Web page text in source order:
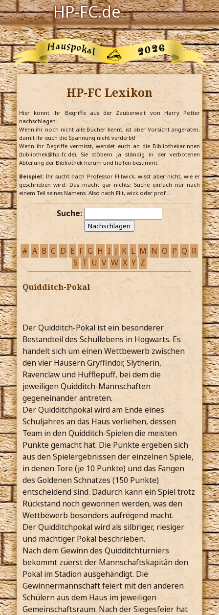
HP-FC.de
Navigation
Harry Potter
Der HP-FC
Hogwarts
Zauberwelt
Willkommen
Jetzt Fanclub-Mitglied werden!
HP-FC Lexikon
Hier könnt ihr Begriffe aus der Zauberwelt von Harry Potter
nachschlagen.
Wenn ihr noch nicht alle Bücher kennt, ist aber Vorsicht angeraten,
damit ihr euch die Spannung nicht verderbt!
Wenn ihr Begriffe vermisst, wendet euch an die Bibliothekarinnen
(bibliothek@hp-fc.de). Sie stöbern ja ständig in der verbotenen
Abteilung der Bibliothek herum und helfen bestimmt.
Beispiel:Ihr sucht nach Professor Flitwick, wisst aber nicht, wie er
geschrieben wird. Das macht gar nichts: Suche einfach nur nach
einem Teil seines Namens. Also nach Flit, wick oder prof …
Suche:
# A B C D E F G H I J K L M N O P Q R
S T U V W X Y Z
Quidditch-Pokal
Der Quidditch-Pokal ist ein besonderer
Bestandteil des Schullebens in Hogwarts. Es
handelt sich um einen Wettbewerb zwischen
den vier Häusern Gryffindor, Slytherin,
Ravenclaw und Hufflepuff, bei dem die
jeweiligen Quidditch-Mannschaften
gegeneinander antreten.
Der Quidditchpokal wird am Ende eines
Schuljahres an das Haus verliehen, dessen
Team in den Quidditch-Spielen die meisten
Punkte gemacht hat. Die Punkte ergeben sich
aus den Spielergebnissen der einzelnen Spiele,
in denen Tore (je 10 Punkte) und das Fangen
des Goldenen Schnatzes (150 Punkte)
entscheidend sind. Dadurch kann ein Spiel trotz
Rückstand noch gewonnen werden, was den
Wettbewerb besonders aufregend macht.
Der Quidditchpokal wird als silbriger, riesiger
und mächtiger Pokal beschrieben.
Nach dem Gewinn des Quidditchturniers
bekommt zuerst der Mannschaftskapitän den
Pokal im Stadion ausgehändigt. Die
Gewinnermannschaft feiert mit den anderen
Schülern aus dem Haus im jeweiligen
Gemeinschaftsraum. Nach der Siegesfeier hat